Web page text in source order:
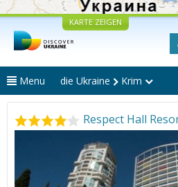
KARTE ZEIGEN
Menu die Ukraine Krim
Respect Hall